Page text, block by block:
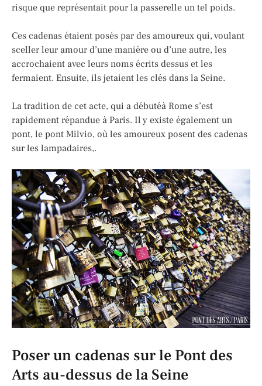
risque que représentait pour la passerelle un tel poids.
Ces cadenas étaient posés par des amoureux qui, voulant
sceller leur amour d’une manière ou d’une autre, les
accrochaient avec leurs noms écrits dessus et les
fermaient. Ensuite, ils jetaient les clés dans la Seine.
La tradition de cet acte, qui a débutéà Rome s’est
rapidement répandue à Paris. Il y existe également un
pont, le pont Milvio, où les amoureux posent des cadenas
sur les lampadaires,.
Poser un cadenas sur le Pont des
Arts au-dessus de la Seine